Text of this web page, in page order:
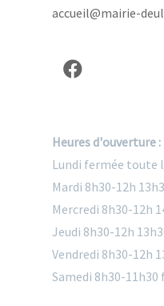
accueil@mairie-
Heures d'ouverture :
Lundi fermée toute
Mardi 8h30-12h
Mercredi 8h30-12h
Jeudi 8h30-12h
Vendredi 8h30-12h
Samedi 8h30-